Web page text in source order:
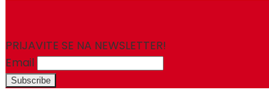
PRIJAVITE SE NA NEWSLETTER!
Email